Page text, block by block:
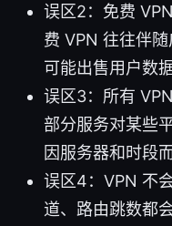
误区2：免费
费 VPN 往往伴
可能出售用户数据
误区3：所有
部分服务对某些
因服务器和时段而
误区4：VPN 不
道、路由跳数都